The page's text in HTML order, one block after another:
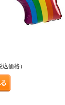
込価格）